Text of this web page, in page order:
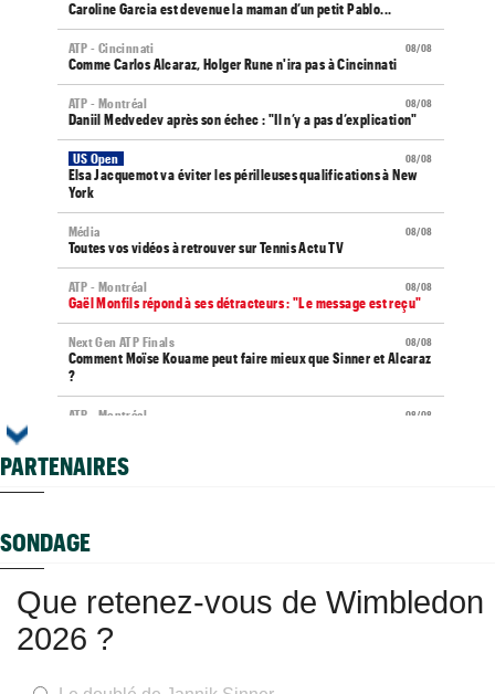
Caroline Garcia est devenue la maman d’un petit Pablo...
08/08
ATP - Cincinnati
Comme Carlos Alcaraz, Holger Rune n'ira pas à Cincinnati
08/08
ATP - Montréal
Daniil Medvedev après son échec : "Il n’y a pas d’explication"
08/08
US Open
Elsa Jacquemot va éviter les périlleuses qualifications à New
York
08/08
Média
Toutes vos vidéos à retrouver sur Tennis Actu TV
08/08
ATP - Montréal
Gaël Monfils répond à ses détracteurs : "Le message est reçu"
08/08
Next Gen ATP Finals
Comment Moïse Kouame peut faire mieux que Sinner et Alcaraz
?
08/08
ATP - Montréal
Istanbul (CH)
08/08
Grodzisk Mazowiecki (CH)
Mathys Erhard passe à quelques points d'une finale
WTA - Toronto
moment
PARTENAIRES
SONDAGE
Que retenez-vous de Wimbledon
2026 ?